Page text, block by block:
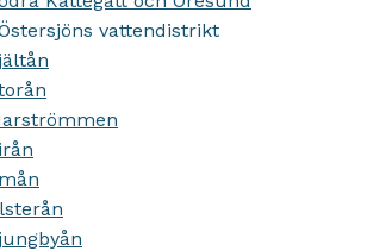
vattendistrikt